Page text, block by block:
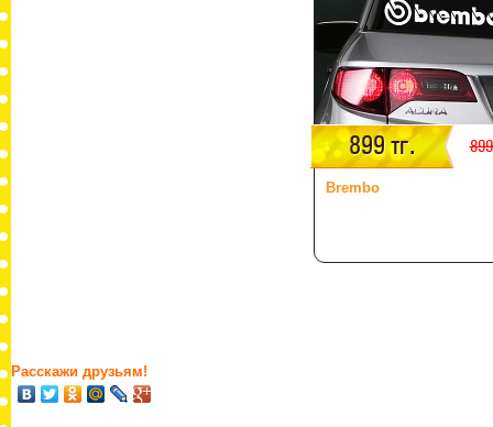
899 тг.
Brembo
Расскажи друзьям!